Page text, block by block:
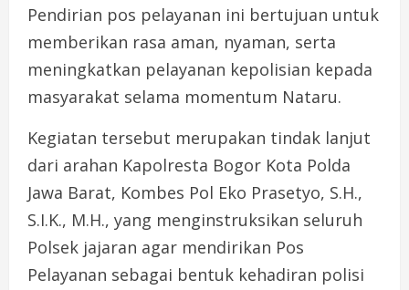
Pendirian pos pelayanan ini bertujuan untuk
memberikan rasa aman, nyaman, serta
meningkatkan pelayanan kepolisian kepada
masyarakat selama momentum Nataru.
Kegiatan tersebut merupakan tindak lanjut
dari arahan Kapolresta Bogor Kota Polda
Jawa Barat, Kombes Pol Eko Prasetyo, S.H.,
S.I.K., M.H., yang menginstruksikan seluruh
Polsek jajaran agar mendirikan Pos
Pelayanan sebagai bentuk kehadiran polisi